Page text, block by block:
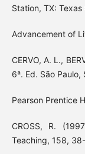
Station, TX:
Advancement of
CERVO, A. L.,
6ª. Ed. São Paulo,
Pearson Prentice
CROSS, R.
Teaching, 158,